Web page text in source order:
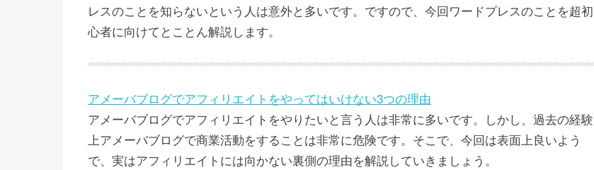
レスのことを知らないという人は意外と多いです。ですので、今回ワードプレスのことを超初
心者に向けてとことん解説します。
アメーバブログでアフィリエイトをやってはいけない3つの理由
アメーバブログでアフィリエイトをやりたいと言う人は非常に多いです。しかし、過去の経験
上アメーバブログで商業活動をすることは非常に危険です。そこで、今回は表面上良いよう
で、実はアフィリエイトには向かない裏側の理由を解説していきましょう。